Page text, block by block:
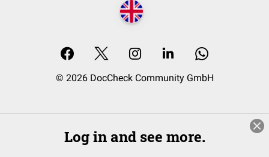
© 2026 DocCheck Community GmbH
Log in and see more.